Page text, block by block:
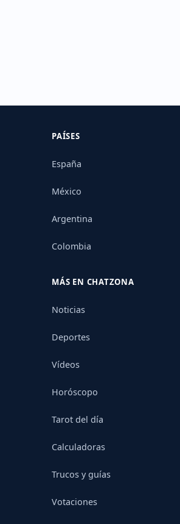
PAÍSES
España
México
Argentina
Colombia
MÁS EN CHATZONA
Noticias
Deportes
Vídeos
Horóscopo
Tarot del día
Calculadoras
Trucos y guías
Votaciones